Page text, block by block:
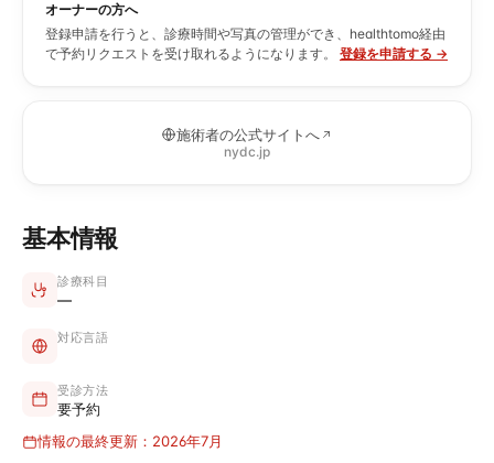
オーナーの方へ
登録申請を行うと、診療時間や写真の管理ができ、healthtomo経由
で予約リクエストを受け取れるようになります。
登録を申請する →
施術者の公式サイトへ
nydc.jp
基本情報
診療科目
—
対応言語
受診方法
要予約
情報の最終更新：2026年7月